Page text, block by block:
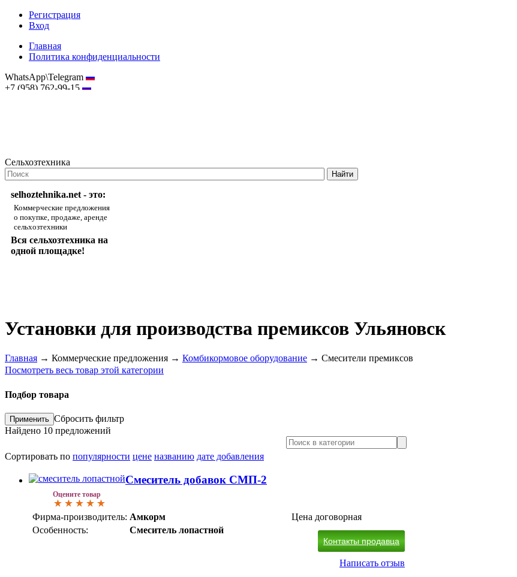
Регистрация
Вход
Главная
Политика конфиденциальности
WhatsApp\Telegram
+7 (958) 762-99-15
Сельхозтехника
selhoztehnika.net - это:
Коммерческие предложения
о покупке, продаже, аренде
сельхозтехники
Вся сельхозтехника на
одной площадке!
Установки для производства премиксов Ульяновск
Главная → Коммерческие предложения → Комбикормовое оборудование → Смесители премиксов
Посмотреть весь товар этой категории
Подбор товара
Сбросить фильтр
Найдено 10 предложений
Сортировать по популярности цене названию дате добавления
Оцените товар
Смеситель добавок СМП-2
Фирма-производитель: Амкорм
Особенность:
Смеситель лопастной
Цена договорная
Контакты продавца
Написать отзыв